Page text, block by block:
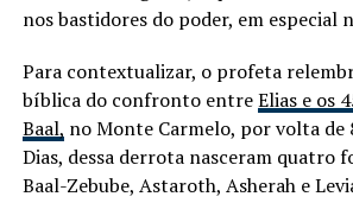
nos bastidores do poder, em especial
Para contextualizar, o profeta
bíblica do confronto entreElias e os
Baal, no Monte Carmelo, por volta de
Dias, dessa derrota nasceram quatro
Baal-Zebube, Astaroth, Asherah e